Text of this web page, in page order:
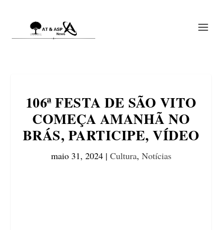
106ª FESTA DE SÃO VITO
COMEÇA AMANHÃ NO
BRÁS, PARTICIPE, VÍDEO
maio 31, 2024| Cultura, Notícias